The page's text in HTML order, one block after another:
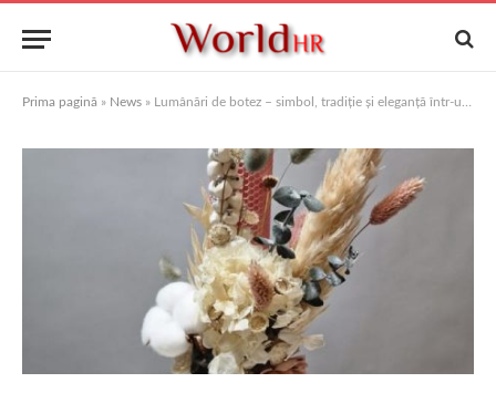
Prima pagină » News » Lumânări de botez – simbol, tradiție și eleganță într-un moment unic din viața copilului